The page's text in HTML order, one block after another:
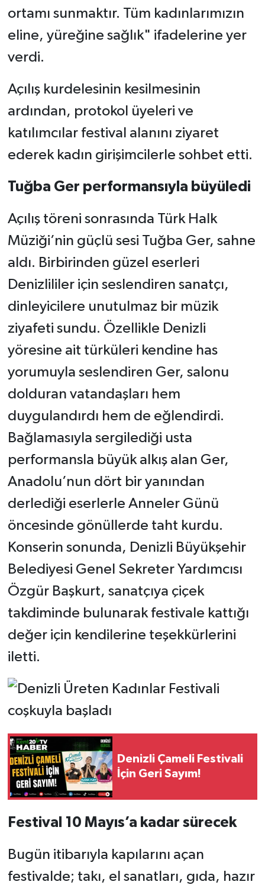
ortamı sunmaktır. Tüm kadınlarımızın
eline, yüreğine sağlık" ifadelerine yer
verdi.
Açılış kurdelesinin kesilmesinin
ardından, protokol üyeleri ve
katılımcılar festival alanını ziyaret
ederek kadın girişimcilerle sohbet etti.
Tuğba Ger performansıyla büyüledi
Açılış töreni sonrasında Türk Halk
Müziği’nin güçlü sesi Tuğba Ger, sahne
aldı. Birbirinden güzel eserleri
Denizlililer için seslendiren sanatçı,
dinleyicilere unutulmaz bir müzik
ziyafeti sundu. Özellikle Denizli
yöresine ait türküleri kendine has
yorumuyla seslendiren Ger, salonu
dolduran vatandaşları hem
duygulandırdı hem de eğlendirdi.
Bağlamasıyla sergilediği usta
performansla büyük alkış alan Ger,
Anadolu’nun dört bir yanından
derlediği eserlerle Anneler Günü
öncesinde gönüllerde taht kurdu.
Konserin sonunda, Denizli Büyükşehir
Belediyesi Genel Sekreter Yardımcısı
Özgür Başkurt, sanatçıya çiçek
takdiminde bulunarak festivale kattığı
değer için kendilerine teşekkürlerini
iletti.
Denizli Çameli Festivali
İçin Geri Sayım!
Festival 10 Mayıs’a kadar sürecek
Bugün itibarıyla kapılarını açan
festivalde; takı, el sanatları, gıda, hazır